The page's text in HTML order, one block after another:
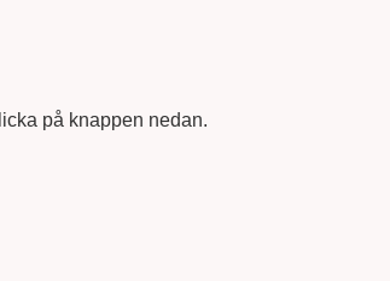
på knappen nedan.